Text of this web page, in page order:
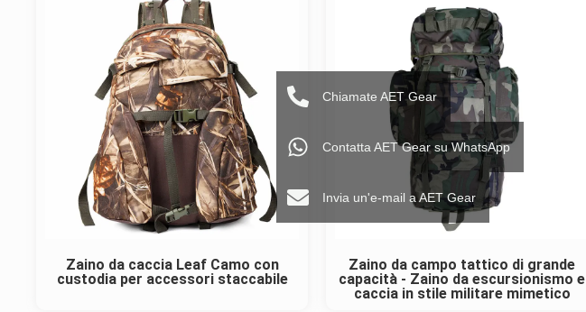
Zaino da caccia Leaf Camo con
custodia per accessori staccabile
Zaino da campo tattico di grande
capacità - Zaino da escursionismo e
caccia in stile militare mimetico
Chiamate AET Gear
Contatta AET Gear su WhatsApp
Invia un'e-mail a AET Gear